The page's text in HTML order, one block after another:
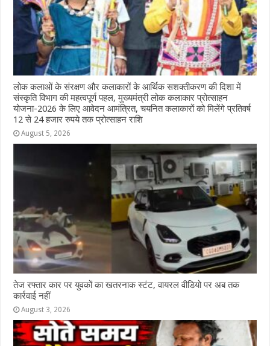
लोक कलाओं के संरक्षण और कलाकारों के आर्थिक सशक्तीकरण की दिशा में
संस्कृति विभाग की महत्वपूर्ण पहल, मुख्यमंत्री लोक कलाकार प्रोत्साहन
योजना-2026 के लिए आवेदन आमंत्रित, चयनित कलाकारों को मिलेंगे प्रतिवर्ष
12 से 24 हजार रुपये तक प्रोत्साहन राशि
August 5, 2026
तेज रफ्तार कार पर युवकों का खतरनाक स्टंट, वायरल वीडियो पर अब तक
कार्रवाई नहीं
August 3, 2026